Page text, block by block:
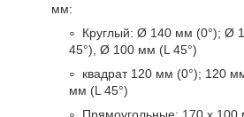
мм:
Круглый: Ø 140 мм (0°); Ø
45°), Ø 100 мм (L 45°)
квадрат 120 мм (0°); 120
мм (L 45°)
Прямоугольные: 170 x 100